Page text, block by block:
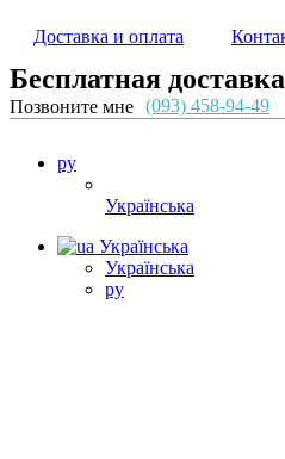
Доставка и оплата
Бесплатная
Позвоните мне (093) 458-94-49
ру
Українська
Українська
Українська
ру